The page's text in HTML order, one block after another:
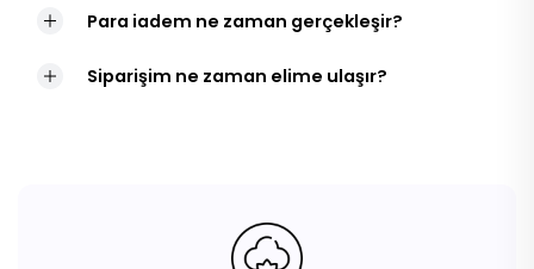
Para iadem ne zaman gerçekleşir?
Siparişim ne zaman elime ulaşır?